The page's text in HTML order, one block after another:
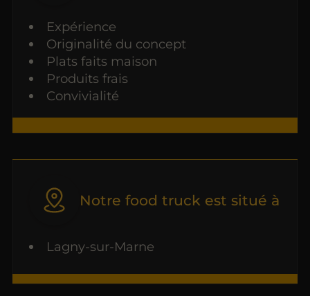
Expérience
Originalité du concept
Plats faits maison
Produits frais
Convivialité
Notre food truck est situé à
Lagny-sur-Marne